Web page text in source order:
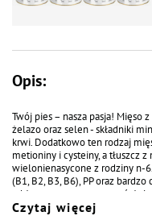
Mokra karma dla psa Dolina
ziemniakami zestaw 12 x 800 g
Opis:
Twój pies – nasza pasja! Mięso
żelazo oraz selen - składniki
krwi. Dodatkowo ten rodzaj
metioniny i cysteiny, a tłuszcz
wielonienasycone z rodziny n-
(B1, B2, B3, B6), PP oraz
także potas, magnez, wapń,
ułatwiającego trawienie.
Czytaj więcej